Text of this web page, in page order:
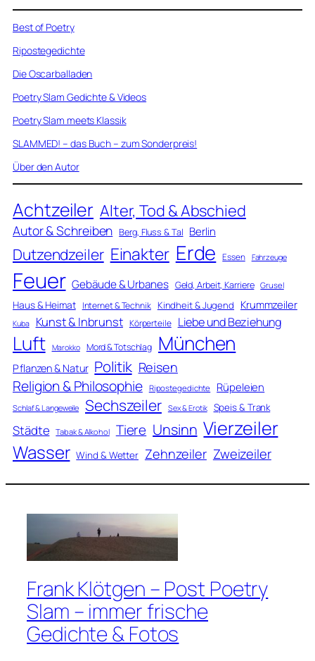
Best of Poetry
Ripostegedichte
Die Oscarballaden
Poetry Slam Gedichte & Videos
Poetry Slam meets Klassik
SLAMMED! – das Buch – zum Sonderpreis!
Über den Autor
Achtzeiler Alter, Tod & Abschied
Autor & Schreiben Berg, Fluss & Tal Berlin
Dutzendzeiler Einakter Erde Essen Fahrzeuge
Feuer Gebäude & Urbanes Geld, Arbeit, Karriere Grusel
Haus & Heimat Internet & Technik Kindheit & Jugend Krummzeiler
Kuba Kunst & Inbrunst Körperteile Liebe und Beziehung
Luft Marokko Mord & Totschlag München
Pflanzen & Natur Politik Reisen
Religion & Philosophie Ripostegedichte Rüpeleien
Schlaf & Langeweile Sechszeiler Sex & Erotik Speis & Trank
Städte Tabak & Alkohol Tiere Unsinn Vierzeiler
Wasser Wind & Wetter Zehnzeiler Zweizeiler
Frank Klötgen – Post Poetry
Slam – immer frische
Gedichte & Fotos